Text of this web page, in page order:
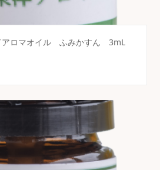
アロマオイル ふみかすん 3mL